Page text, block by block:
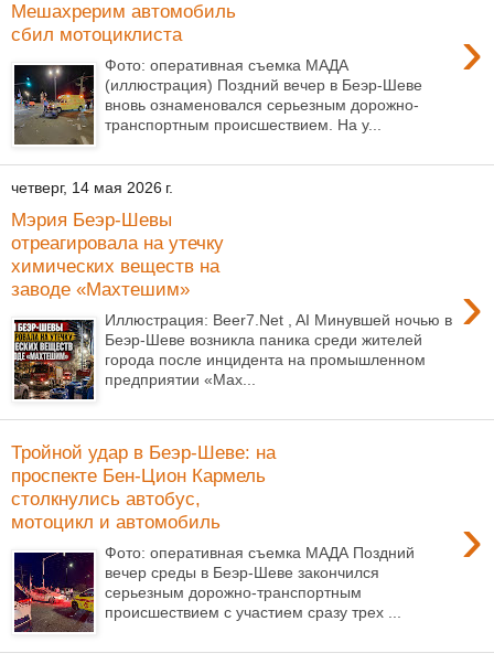
Мешахрерим автомобиль
сбил мотоциклиста
›
Фото: оперативная съемка МАДА
(иллюстрация) Поздний вечер в Беэр-Шеве
вновь ознаменовался серьезным дорожно-
транспортным происшествием. На у...
четверг, 14 мая 2026 г.
Мэрия Беэр-Шевы
отреагировала на утечку
химических веществ на
заводе «Махтешим»
›
Иллюстрация: Beer7.Net , AI Минувшей ночью в
Беэр-Шеве возникла паника среди жителей
города после инцидента на промышленном
предприятии «Мах...
Тройной удар в Беэр-Шеве: на
проспекте Бен-Цион Кармель
столкнулись автобус,
мотоцикл и автомобиль
›
Фото: оперативная съемка МАДА Поздний
вечер среды в Беэр-Шеве закончился
серьезным дорожно-транспортным
происшествием с участием сразу трех ...